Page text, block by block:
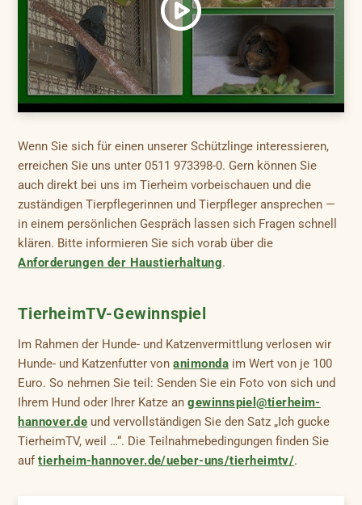
Wenn Sie sich für einen unserer Schützlinge interessieren,
erreichen Sie uns unter 0511 973398-0. Gern können Sie
auch direkt bei uns im Tierheim vorbeischauen und die
zuständigen Tierpflegerinnen und Tierpfleger ansprechen —
in einem persönlichen Gespräch lassen sich Fragen schnell
klären. Bitte informieren Sie sich vorab über die
Anforderungen der Haustierhaltung.
TierheimTV-Gewinnspiel
Im Rahmen der Hunde- und Katzenvermittlung verlosen wir
Hunde- und Katzenfutter vonanimonda im Wert von je 100
Euro. So nehmen Sie teil: Senden Sie ein Foto von sich und
Ihrem Hund oder Ihrer Katze angewinnspiel@tierheim-
hannover.de und vervollständigen Sie den Satz „Ich gucke
TierheimTV, weil …“. Die Teilnahmebedingungen finden Sie
auftierheim-hannover.de/ueber-uns/tierheimtv/.